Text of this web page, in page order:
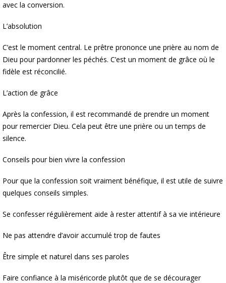
avec la conversion.
L’absolution
C’est le moment central. Le prêtre prononce une prière au nom de
Dieu pour pardonner les péchés. C’est un moment de grâce où le
fidèle est réconcilié.
L’action de grâce
Après la confession, il est recommandé de prendre un moment
pour remercier Dieu. Cela peut être une prière ou un temps de
silence.
Conseils pour bien vivre la confession
Pour que la confession soit vraiment bénéfique, il est utile de suivre
quelques conseils simples.
Se confesser régulièrement aide à rester attentif à sa vie intérieure
Ne pas attendre d’avoir accumulé trop de fautes
Être simple et naturel dans ses paroles
Faire confiance à la miséricorde plutôt que de se décourager